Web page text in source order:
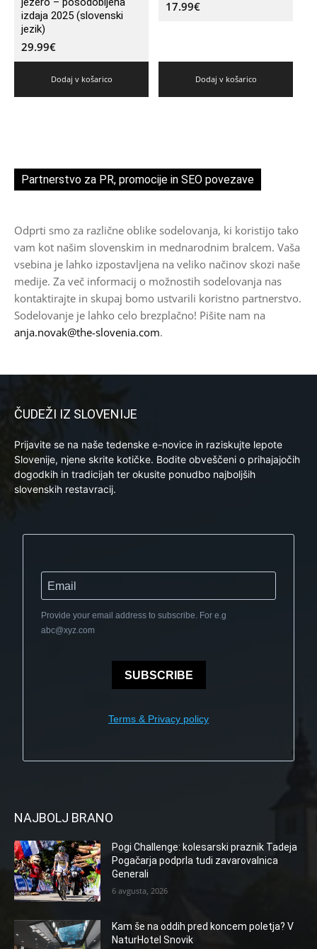
izdaja 2025 (slovenski
jezik)
29.99€
Dodaj v košarico
17.99€
Dodaj v košarico
Partnerstvo za PR, promocije in SEO povezave
Odprti smo za različne oblike sodelovanja, ki koristijo tako
vam kot našim slovenskim in mednarodnim bralcem. Vaša
vsebina je lahko izpostavljena na veliko načinov skozi naše
medije. Za več informacij o možnostih sodelovanja nas
kontaktirajte in skupaj bomo ustvarili koristno partnerstvo.
Sodelovanje je lahko celo brezplačno! Pišite nam na
anja.novak@the-slovenia.com.
ČUDEŽI IZ SLOVENIJE
Prijavite se na naše tedenske e-novice in raziskujte lepote
Slovenije, njene skrite kotičke. Bodite obveščeni o prihajajočih
dogodkih in tradicijah ter okusite ponudbo najboljših
slovenskih restavracij.
Provide your email address to subscribe. For e.g
abc@xyz.com
SUBSCRIBE
Terms & Privacy policy
NAJBOLJ BRANO
Pogi Challenge: kolesarski praznik Tadeja
Pogačarja podprla tudi zavarovalnica
Generali
6 avgusta, 2026
Kam še na oddih pred koncem poletja? V
NaturHotel Snovik